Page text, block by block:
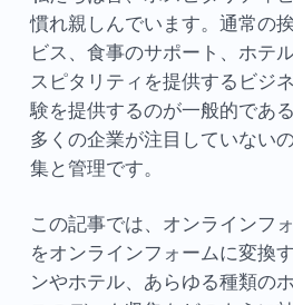
慣れ親しんでいます。通常の
ビス、食事のサポート、ホテ
スピタリティを提供するビジ
験を提供するのが一般的であ
多くの企業が注目していない
集と管理です。
この記事では、オンラインフ
をオンラインフォームに変換
ンやホテル、あらゆる種類の